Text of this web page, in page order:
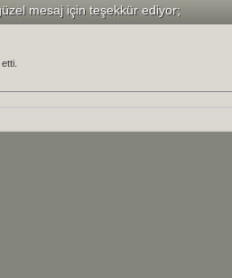
mesaj için teşekkür ediyor;